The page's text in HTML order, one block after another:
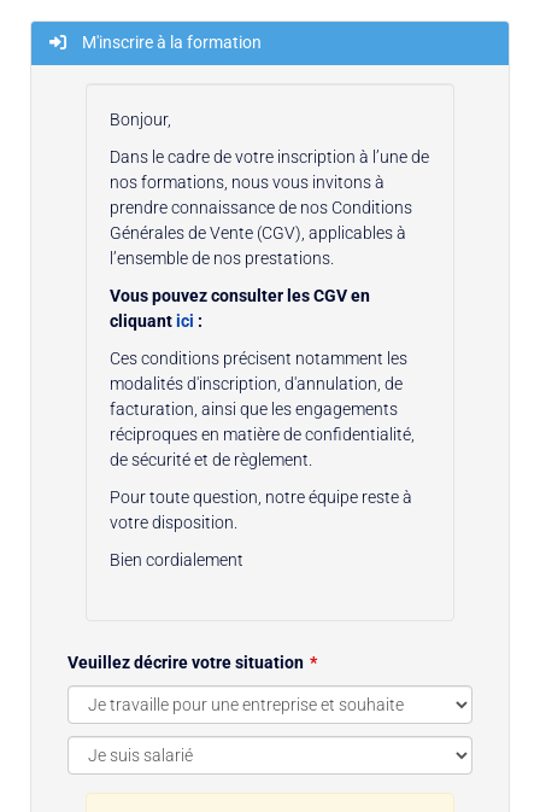
M'inscrire à la formation
Bonjour,
Dans le cadre de votre inscription à l’une de
nos formations, nous vous invitons à
prendre connaissance de nos Conditions
Générales de Vente (CGV), applicables à
l’ensemble de nos prestations.
Vous pouvez consulter les CGV en
cliquantici :
Ces conditions précisent notamment les
modalités d'inscription, d'annulation, de
facturation, ainsi que les engagements
réciproques en matière de confidentialité,
de sécurité et de règlement.
Pour toute question, notre équipe reste à
votre disposition.
Bien cordialement
Veuillez décrire votre situation